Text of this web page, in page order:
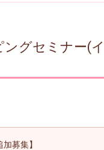
ングセミナー(
募集】